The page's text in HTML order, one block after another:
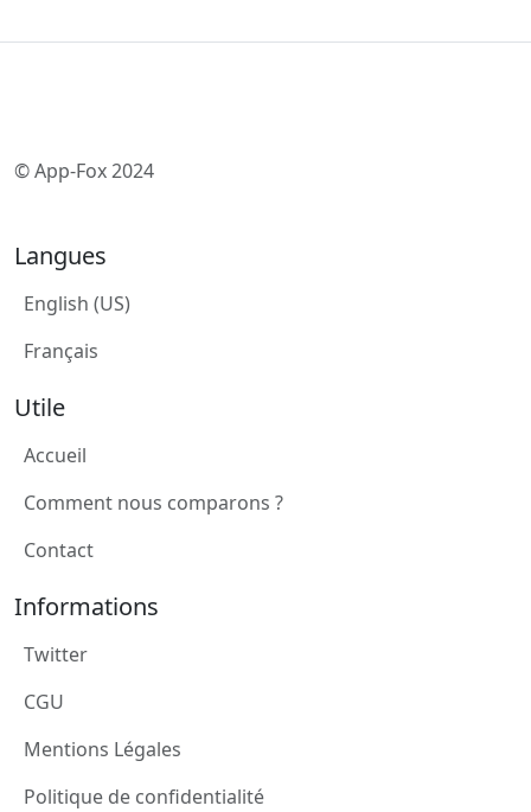
© App-Fox 2024
Langues
English (US)
Français
Utile
Accueil
Comment nous comparons ?
Contact
Informations
Twitter
CGU
Mentions Légales
Politique de confidentialité